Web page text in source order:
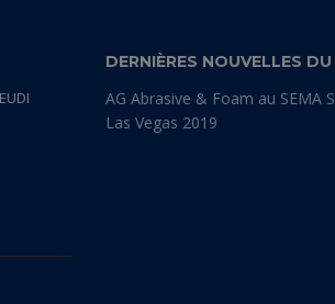
DERNIÈRES NOUVELLES
AG Abrasive & Foam au SEMA
Las Vegas 2019